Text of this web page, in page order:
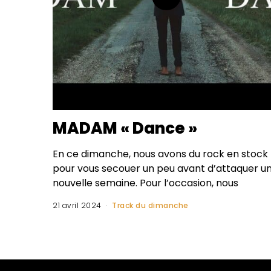
MADAM « Dance »
En ce dimanche, nous avons du rock en stock
pour vous secouer un peu avant d’attaquer
nouvelle semaine. Pour l’occasion, nous
21 avril 2024 Track du dimanche